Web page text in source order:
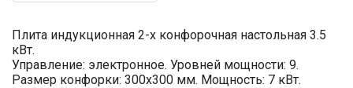
Плита индукционная 2-х конфорочная настольная 3.5
кВт.
Управление: электронное. Уровней мощности: 9.
Размер конфорки: 300х300 мм. Мощность: 7 кВт.